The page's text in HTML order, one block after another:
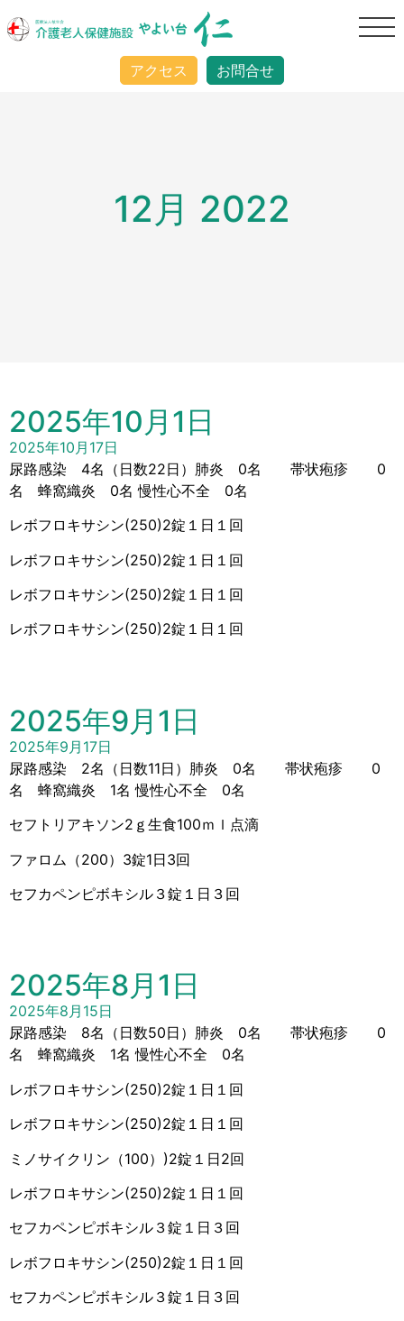
アクセス お問合せ
12月 2022
2025年10月1日
2025年10月17日
尿路感染 4名（日数22日）肺炎 0名 帯状疱疹 0
名 蜂窩織炎 0名 慢性心不全 0名
レボフロキサシン(250)2錠１日１回
レボフロキサシン(250)2錠１日１回
レボフロキサシン(250)2錠１日１回
レボフロキサシン(250)2錠１日１回
2025年9月1日
2025年9月17日
尿路感染 2名（日数11日）肺炎 0名 帯状疱疹 0
名 蜂窩織炎 1名 慢性心不全 0名
セフトリアキソン2ｇ生食100ｍｌ点滴
ファロム（200）3錠1日3回
セフカペンピボキシル３錠１日３回
2025年8月1日
2025年8月15日
尿路感染 8名（日数50日）肺炎 0名 帯状疱疹 0
名 蜂窩織炎 1名 慢性心不全 0名
レボフロキサシン(250)2錠１日１回
レボフロキサシン(250)2錠１日１回
ミノサイクリン（100）)2錠１日2回
レボフロキサシン(250)2錠１日１回
セフカペンピボキシル３錠１日３回
レボフロキサシン(250)2錠１日１回
セフカペンピボキシル３錠１日３回